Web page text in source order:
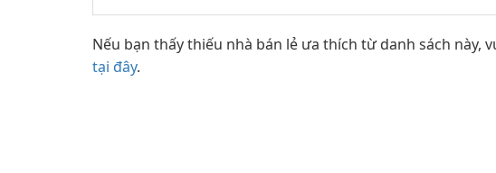
Nếu bạn thấy thiếu nhà bán lẻ ưa thích từ danh sách này,
tại đây.